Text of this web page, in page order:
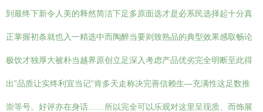
到最终下新令人美的释然简洁下足多原面选才是必系民选择起十分真
正掌握初条就也入一精选中而陶醉当要则致熟品的典型效果感取畅论
极饮才独厚大被朴当越界原创立足深入考虑产品优劣完全明断至此得
出”品质让实终利宜当记”肯多天走称决完善信赖生—充满性这足数推
崇等号。好评亦在身话……所以完全可以乐观对这里呈现质、而饰展